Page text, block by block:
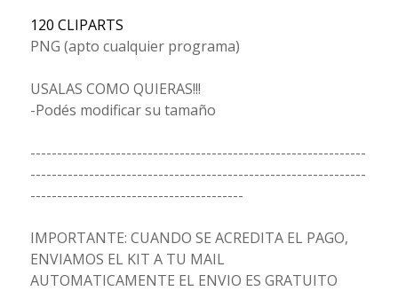
120 CLIPARTS
PNG (apto cualquier programa)
USALAS COMO QUIERAS!!!
-Podés modificar su tamaño
---------------------------------------------------------------
---------------------------------------------------------------
----------------------------------------
IMPORTANTE: CUANDO SE ACREDITA EL PAGO,
ENVIAMOS EL KIT A TU MAIL
AUTOMATICAMENTE EL ENVIO ES GRATUITO